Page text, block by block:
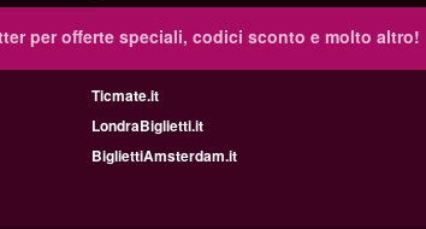
per offerte speciali, codici sconto e molto altro!
Ticmate.it
LondraBiglietti.it
BigliettiAmsterdam.it